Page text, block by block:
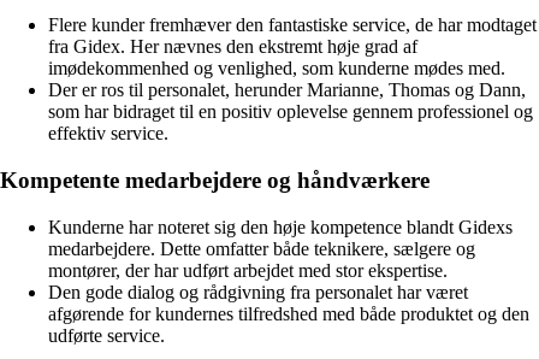
Flere kunder fremhæver den fantastiske service, de har modtaget
fra Gidex. Her nævnes den ekstremt høje grad af
imødekommenhed og venlighed, som kunderne mødes med.
Der er ros til personalet, herunder Marianne, Thomas og Dann,
som har bidraget til en positiv oplevelse gennem professionel og
effektiv service.
Kompetente medarbejdere og håndværkere
Kunderne har noteret sig den høje kompetence blandt Gidexs
medarbejdere. Dette omfatter både teknikere, sælgere og
montører, der har udført arbejdet med stor ekspertise.
Den gode dialog og rådgivning fra personalet har været
afgørende for kundernes tilfredshed med både produktet og den
udførte service.